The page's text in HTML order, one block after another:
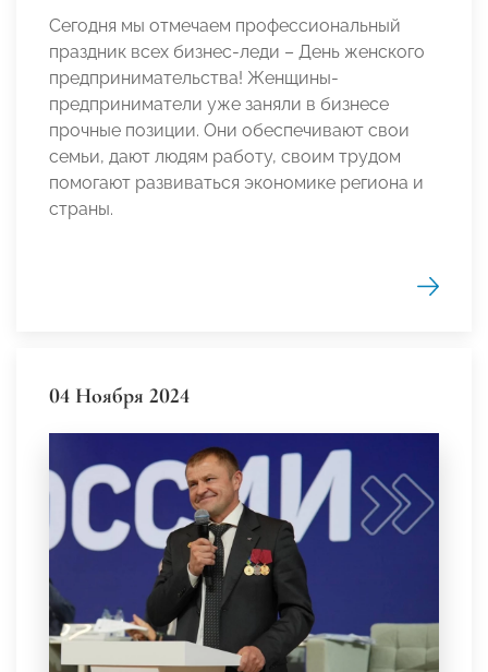
Сегодня мы отмечаем профессиональный
праздник всех бизнес-леди – День женского
предпринимательства! Женщины-
предприниматели уже заняли в бизнесе
прочные позиции. Они обеспечивают свои
семьи, дают людям работу, своим трудом
помогают развиваться экономике региона и
страны.
04 Ноября 2024